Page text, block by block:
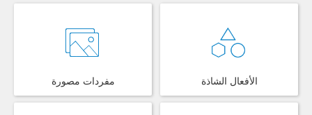
مفردات مصورة الأفعال الشاذة